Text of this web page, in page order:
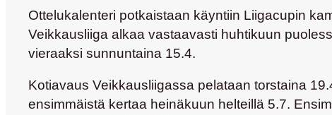
Ottelukalenteri potkaistaan käyntiin Liigacupin
Veikkausliiga alkaa vastaavasti huhtikuun
vieraaksi sunnuntaina 15.4.
Kotiavaus Veikkausliigassa pelataan torstaina
ensimmäistä kertaa heinäkuun helteillä 5.7.